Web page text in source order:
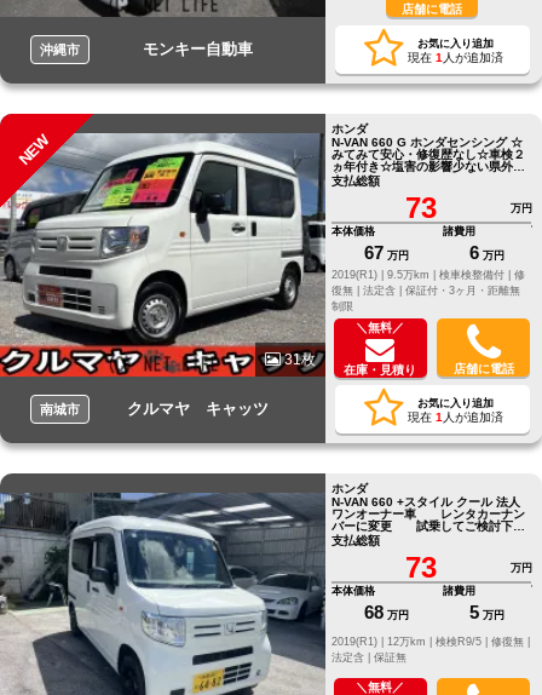
沖縄市 モンキー自動車
店舗に電話
お気に入り追加
現在 1 人が追加済
NEW
31枚
南城市 クルマヤ キャッツ
ホンダ
N-VAN 660 G ホンダセンシング ☆
みてみて安心・修復歴なし☆車検２
ヵ年付き☆塩害の影響少ない県外仕
入れ☆
支払総額
73
万円
本体価格
67 万円
諸費用
6 万円
2019(R1) |
9.5万km | 検車検整備付 | 修
復無 | 法定含 | 保証付・3ヶ月・距離無
制限
＼無料／
在庫・見積り 店舗に電話
お気に入り追加
現在 1 人が追加済
ホンダ
N-VAN 660 +スタイル クール 法人
ワンオーナー車 レンタカーナン
バーに変更 試乗してご検討下さ
い
支払総額
73
万円
本体価格
68 万円
諸費用
5 万円
修復無 |
法定含 | 保証無
＼無料／